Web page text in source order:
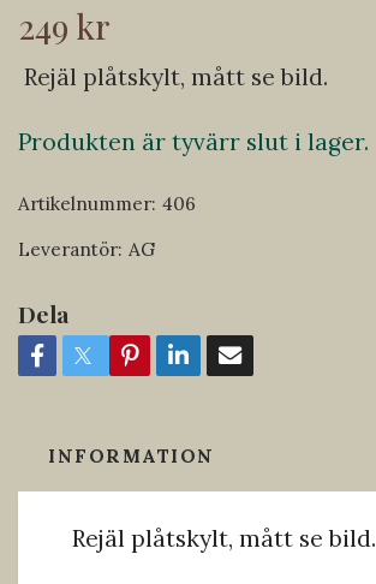
249 kr
Rejäl plåtskylt, mått se bild.
Produkten är tyvärr slut i lager.
Artikelnummer: 406
Leverantör: AG
Dela
INFORMATION
Rejäl plåtskylt, mått se bild.